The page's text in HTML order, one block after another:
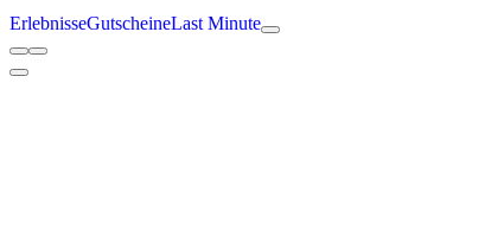
ErlebnisseGutscheineLast Minute